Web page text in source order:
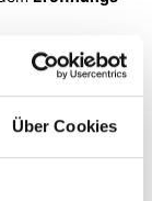
Über Cookies
zwischen den
* Wert der